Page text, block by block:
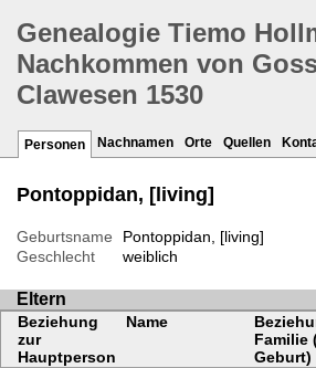
Genealogie Tiemo
Nachkommen von
Clawesen 1530
Personen Nachnamen Orte Quellen
Pontoppidan, [living]
Geburtsname
Pontoppidan, [living]
Geschlecht
weiblich
Eltern
Beziehung
zur
Hauptperson
Name
Familie
Geburt)